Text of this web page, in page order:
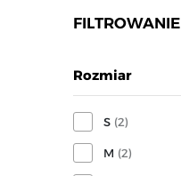
FILTROWANIE
Rozmiar
S (2)
M (2)